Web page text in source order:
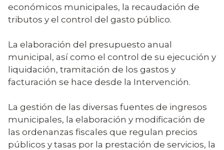
económicos municipales, la recaudación de
tributos y el control del gasto público.
La elaboración del presupuesto anual
municipal, así como el control de su ejecución y
liquidación, tramitación de los gastos y
facturación se hace desde la Intervención.
La gestión de las diversas fuentes de ingresos
municipales, la elaboración y modificación de
las ordenanzas fiscales que regulan precios
públicos y tasas por la prestación de servicios, la